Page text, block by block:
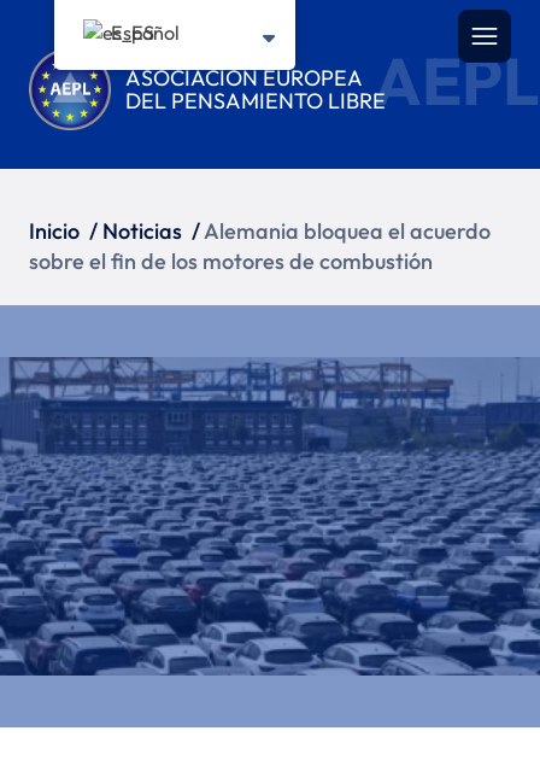
ASOCIACIÓN EUROPEA
DEL PENSAMIENTO LIBREAEPL
Inicio / Noticias /Alemania bloquea el acuerdo
sobre el fin de los motores de combustión
Español